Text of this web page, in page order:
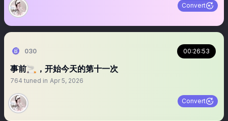
Convert
030 00:26:53
事前🚬，开始今天的第十一次
764 tuned in Apr 5, 2026
Convert